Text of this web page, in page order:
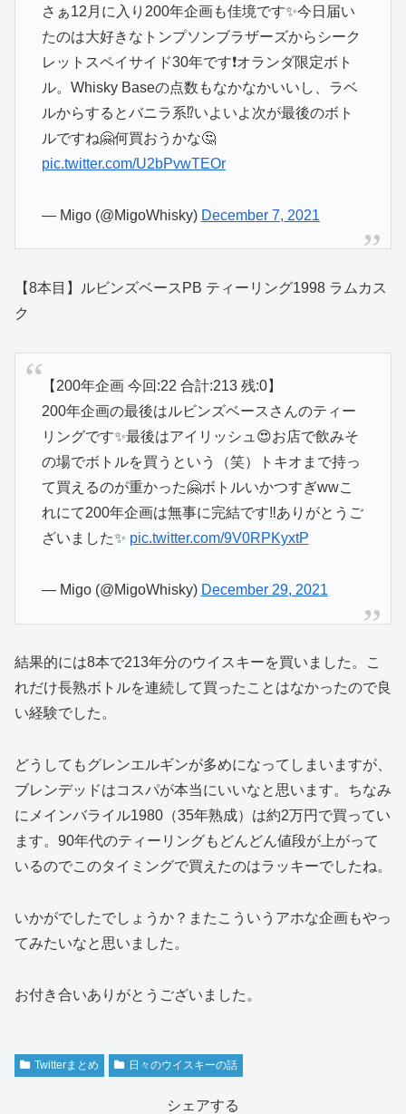
さぁ12月に入り200年企画も佳境です✨今日届い
たのは大好きなトンプソンブラザーズからシーク
レットスペイサイド30年です❗️オランダ限定ボト
ル。Whisky Baseの点数もなかなかいいし、ラベ
ルからするとバニラ系⁉️いよいよ次が最後のボト
ルですね🤗何買おうかな🤔
pic.twitter.com/U2bPvwTEOr
— Migo (@MigoWhisky) December 7, 2021
【8本目】ルビンズベースPB ティーリング1998 ラムカス
ク
【200年企画 今回:22 合計:213 残:0】
200年企画の最後はルビンズベースさんのティー
リングです✨最後はアイリッシュ😍お店で飲みそ
の場でボトルを買うという（笑）トキオまで持っ
て買えるのが重かった🤗ボトルいかつすぎwwこ
れにて200年企画は無事に完結です‼️ありがとうご
ざいました✨ pic.twitter.com/9V0RPKyxtP
— Migo (@MigoWhisky) December 29, 2021
結果的には8本で213年分のウイスキーを買いました。こ
れだけ長熟ボトルを連続して買ったことはなかったので良
い経験でした。
どうしてもグレンエルギンが多めになってしまいますが、
ブレンデッドはコスパが本当にいいなと思います。ちなみ
にメインバライル1980（35年熟成）は約2万円で買ってい
ます。90年代のティーリングもどんどん値段が上がって
いるのでこのタイミングで買えたのはラッキーでしたね。
いかがでしたでしょうか？またこういうアホな企画もやっ
てみたいなと思いました。
お付き合いありがとうございました。
Twitterまとめ 日々のウイスキーの話
シェアする